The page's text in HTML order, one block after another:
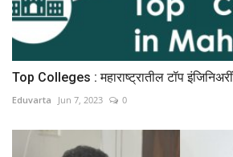
Top Colleges : महाराष्ट्रातील टॉप
Eduvarta Jun 7, 2023 0